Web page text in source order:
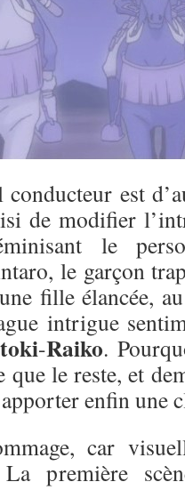
est
de modifier
le
le garçon
fille élancée,
intrigue
-Raiko.
que le reste, et
enfin une
car
première